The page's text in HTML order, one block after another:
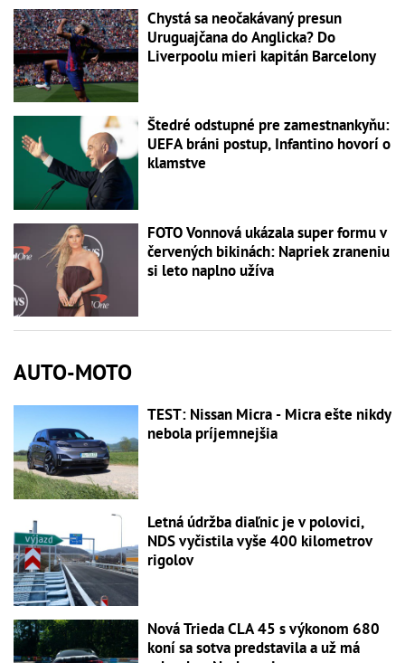
Chystá sa neočakávaný presun
Uruguajčana do Anglicka? Do
Liverpoolu mieri kapitán Barcelony
Štedré odstupné pre zamestnankyňu:
UEFA bráni postup, Infantino hovorí o
klamstve
FOTO Vonnová ukázala super formu v
červených bikinách: Napriek zraneniu
si leto naplno užíva
AUTO-MOTO
TEST: Nissan Micra - Micra ešte nikdy
nebola príjemnejšia
Letná údržba diaľnic je v polovici,
NDS vyčistila vyše 400 kilometrov
rigolov
Nová Trieda CLA 45 s výkonom 680
koní sa sotva predstavila a už má